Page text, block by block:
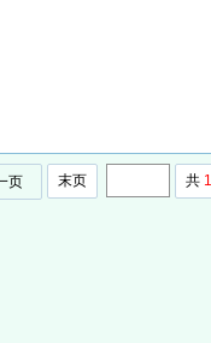
页 末页 共